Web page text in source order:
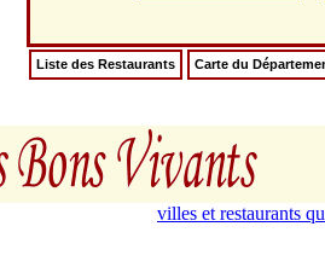
Liste des Restaurants Carte du
villes et restaurants